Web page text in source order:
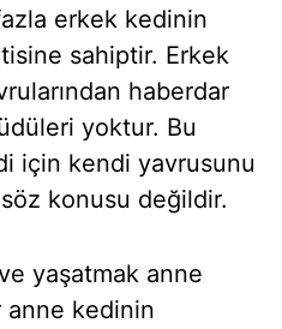
erkek kedinin
sahiptir. Erkek
haberdar
yoktur. Bu
için kendi yavrusunu
konusu değildir.
yaşatmak anne
anne kedinin